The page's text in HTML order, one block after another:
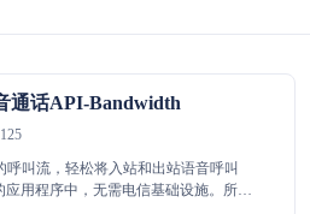
通话API-Bandwidth
125
呼叫流，轻松将入站和出站语音呼叫
应用程序中，无需电信基础设施。所有